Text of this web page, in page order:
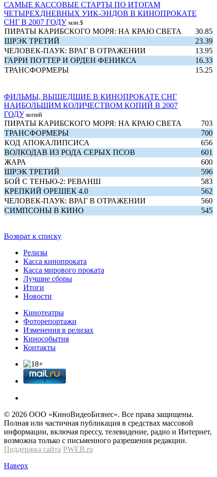
САМЫЕ КАССОВЫЕ СТАРТЫ ПО ИТОГАМ
ЧЕТЫРЕХДНЕВНЫХ УИК-ЭНДОВ В КИНОПРОКАТЕ
СНГ В 2007 ГОДУ млн.$
ПИРАТЫ КАРИБСКОГО МОРЯ: НА КРАЮ СВЕТА
30.85
ШРЭК ТРЕТИЙ
23.39
ЧЕЛОВЕК-ПАУК: ВРАГ В ОТРАЖЕНИИ
13.95
ГАРРИ ПОТТЕР И ОРДЕН ФЕНИКСА
16.33
ТРАНСФОРМЕРЫ
15.25
ФИЛЬМЫ, ВЫШЕДШИЕ В КИНОПРОКАТЕ СНГ
НАИБОЛЬШИМ КОЛИЧЕСТВОМ КОПИЙ В 2007
ГОДУ копий
ПИРАТЫ КАРИБСКОГО МОРЯ: НА КРАЮ СВЕТА
703
ТРАНСФОРМЕРЫ
700
КОД АПОКАЛИПСИСА
656
ВОЛКОДАВ ИЗ РОДА СЕРЫХ ПСОВ
601
ЖАРА
600
ШРЭК ТРЕТИЙ
596
БОЙ С ТЕНЬЮ-2: РЕВАНШ
583
КРЕПКИЙ ОРЕШЕК 4.0
562
ЧЕЛОВЕК-ПАУК: ВРАГ В ОТРАЖЕНИИ
560
СИМПСОНЫ В КИНО
545
Возврат к списку
Релизы
Касса кинопроката
Касса мирового проката
Лучшие сборы
Итоги
Новости
Кинотеатры
Фоторепортажи
Изменения в релизах
Кинособытия
Контакты
© 2026 OOО «КиноВидеоБизнес». Все права защищены.
Полная или частичная публикация в средствах массовой
информации, включая прессу, телевидение, радио и Интернет,
возможна только с письменного разрешения редакции.
Поддержка сайта PWEB.ru
Наверх